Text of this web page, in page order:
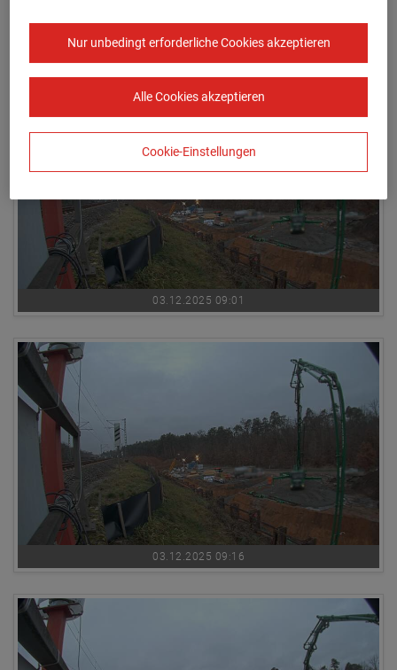
03.12.2025 08:46
03.12.2025 09:01
03.12.2025 09:16
Nur unbedingt erforderliche Cookies akzeptieren
Alle Cookies akzeptieren
Cookie-Einstellungen